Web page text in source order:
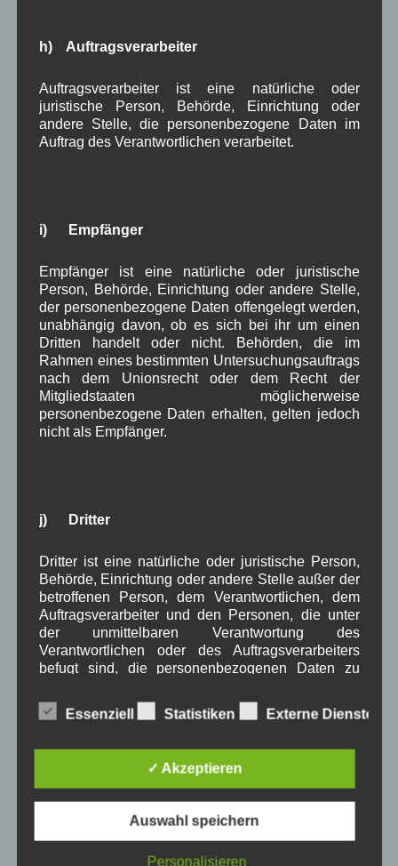
n beim Menschen(Infektionsschutzgesetz – IfSG
Infektionsschutzmaßnahmenverordnung (10.
BaylfSMV); Ausbruch des neuartigen Coronavirus
SARS-CoV-2 bzw. Erkrankung COVID-19;
Maßnahmen für den Landkreis Garmisch-
100.000 Einwohner innerhalb von sieben Tagen
Infektionsschutzmaßnahmenverordnung
Weiterlesen
Aushang Rathaus,in Wallgau Corona,Verwaltung
Neue Öffnungszeiten im Rathaus
Wallgau hat ab dem
01.12.2020
folgende neue Öffnungszeiten:
Montag:
08.00 Uhr – 12:00 Uhr, Nachmittag geschlossen
Dienstag:
Ganztags geschlossen
Donnerstag
08:00 Uhr – 12:00 Uhr und 14:00 Uhr – 18:00 Uhr
h) Auftragsverarbeiter
Auftragsverarbeiter ist eine natürliche oder
juristische Person, Behörde, Einrichtung oder
andere Stelle, die personenbezogene Daten im
Auftrag des Verantwortlichen verarbeitet.
i) Empfänger
Empfänger ist eine natürliche oder juristische
Person, Behörde, Einrichtung oder andere Stelle,
der personenbezogene Daten offengelegt werden,
unabhängig davon, ob es sich bei ihr um einen
Dritten handelt oder nicht. Behörden, die im
Rahmen eines bestimmten Untersuchungsauftrags
nach dem Unionsrecht oder dem Recht der
Mitgliedstaaten möglicherweise
personenbezogene Daten erhalten, gelten jedoch
nicht als Empfänger.
j) Dritter
Dritter ist eine natürliche oder juristische Person,
Behörde, Einrichtung oder andere Stelle außer der
betroffenen Person, dem Verantwortlichen, dem
Auftragsverarbeiter und den Personen, die unter
der unmittelbaren Verantwortung des
Verantwortlichen oder des Auftragsverarbeiters
befugt sind, die personenbezogenen Daten zu
Einwilligung ist jede von der betroffenen Person
freiwillig für den bestimmten Fall in informierter
Essenziell Statistiken Externe Dienste
✓ Akzeptieren
Auswahl speichern
Personalisieren